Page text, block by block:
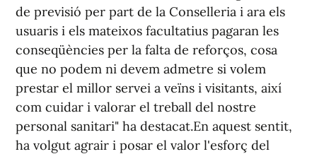
de previsió per part de la Conselleria i ara els
usuaris i els mateixos facultatius pagaran les
conseqüències per la falta de reforços, cosa
que no podem ni devem admetre si volem
prestar el millor servei a veïns i visitants, així
com cuidar i valorar el treball del nostre
personal sanitari" ha destacat.En aquest sentit,
ha volgut agrair i posar el valor l'esforç del